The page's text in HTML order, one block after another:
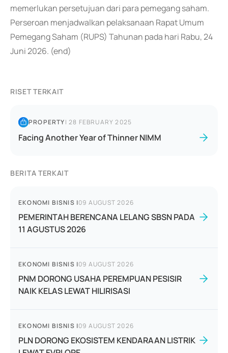
memerlukan persetujuan dari para pemegang saham.
Perseroan menjadwalkan pelaksanaan Rapat Umum
Pemegang Saham (RUPS) Tahunan pada hari Rabu, 24
Juni 2026. (end)
RISET TERKAIT
PROPERTY|28 FEBRUARY 2025
Facing Another Year of Thinner NIMM
BERITA TERKAIT
EKONOMI BISNIS |09 AUGUST 2026
PEMERINTAH BERENCANA LELANG SBSN PADA
11 AGUSTUS 2026
EKONOMI BISNIS |09 AUGUST 2026
PNM DORONG USAHA PEREMPUAN PESISIR
NAIK KELAS LEWAT HILIRISASI
EKONOMI BISNIS |09 AUGUST 2026
PLN DORONG EKOSISTEM KENDARAAN LISTRIK